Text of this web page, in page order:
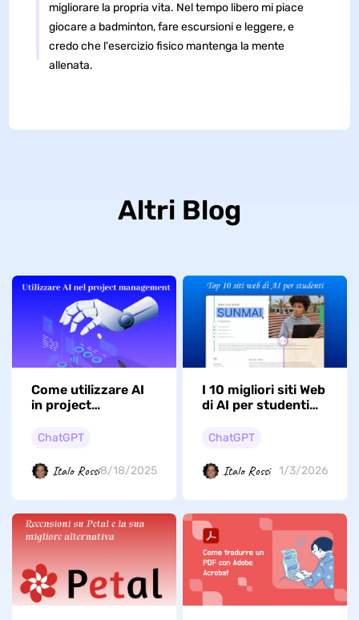
migliorare la propria vita. Nel tempo libero mi piace
giocare a badminton, fare escursioni e leggere, e
credo che l'esercizio fisico mantenga la mente
allenata.
Altri Blog
Come utilizzare AI
in project
ChatGPT
Italo Rossi8/18/2025
I 10 migliori siti Web
di AI per studenti
2026
ChatGPT
Italo Rossi 1/3/2026